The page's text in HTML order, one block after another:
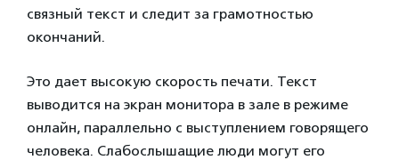
связный текст и следит за грамотностью
окончаний.
Это дает высокую скорость печати. Текст
выводится на экран монитора в зале в режиме
онлайн, параллельно с выступлением говорящего
человека. Слабослышащие люди могут его